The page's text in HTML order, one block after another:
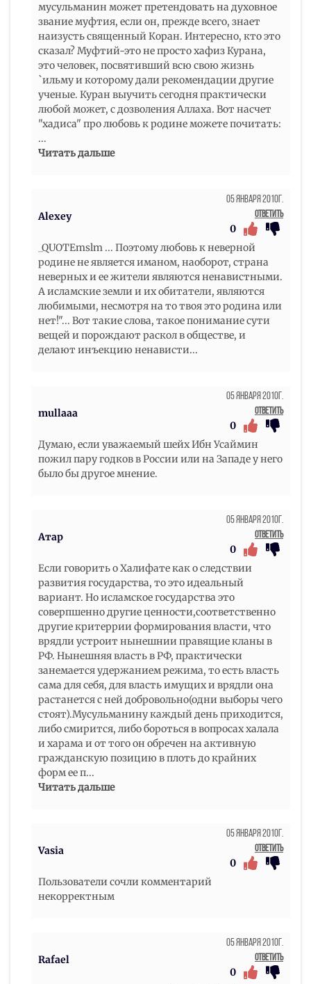
мусульманин может претендовать на духовное
звание муфтия, если он, прежде всего, знает
наизусть священный Коран. Интересно, кто это
сказал? Муфтий-это не просто хафиз Курана,
это человек, посвятивший всю свою жизнь
`ильму и которому дали рекомендации другие
ученые. Куран выучить сегодня практически
любой может, с дозволения Аллаха. Вот насчет
"хадиса" про любовь к родине можете почитать:
...
Читать дальше
Alexey
05 Января 2010г.
Ответить
0
_QUOTEmslm ... Поэтому любовь к неверной
родине не является иманом, наоборот, страна
неверных и ее жители являются ненавистными.
А исламские земли и их обитатели, являются
любимыми, несмотря на то твоя это родина или
нет!"... Вот такие слова, такое понимание сути
вещей и порождают раскол в обществе, и
делают инъекцию ненависти...
mullaaa
05 Января 2010г.
Ответить
0
Думаю, если уважаемый шейх Ибн Усаймин
пожил пару годков в России или на Западе у него
было бы другое мнение.
Атар
05 Января 2010г.
Ответить
0
Если говорить о Халифате как о следствии
развития государства, то это идеальный
вариант. Но исламское государства это
соверпшенно другие ценности,соответственно
другие критеррии формирования власти, что
врядли устроит нынешнии правящие кланы в
РФ. Нынешняя власть в РФ, практически
занемается удержанием режима, то есть власть
сама для себя, для власть имущих и врядли она
растанется с ней добровольно(одни выборы чего
стоят).Мусульманину каждый день приходится,
либо смирится, либо бороться в вопросах халала
и харама и от того он обречен на активную
гражданскую позицию в плоть до крайних
форм ее п...
Читать дальше
Vasia
05 Января 2010г.
Ответить
0
Пользователи сочли комментарий
некорректным
Rafael
05 Января 2010г.
Ответить
0